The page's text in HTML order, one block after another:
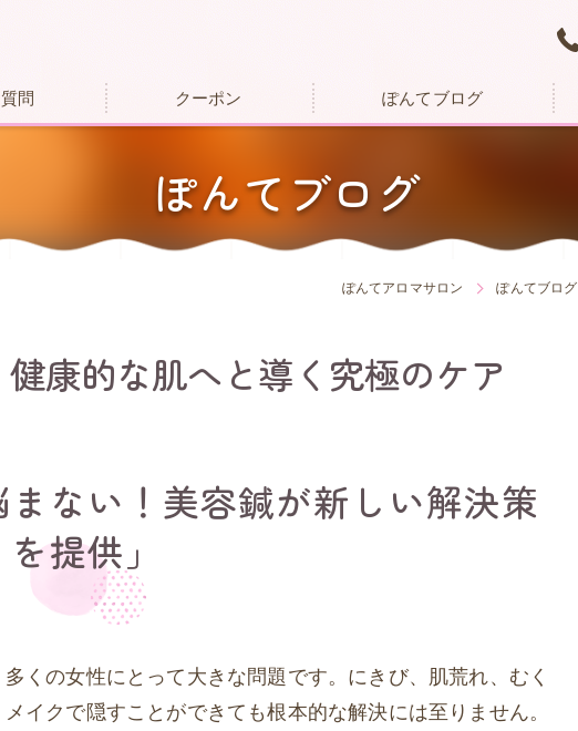
問 クーポン ぽんてブログ
ぽんてブログ
ぽんてアロマサロン ぽんてブログ
康的な肌へと導く究極のケア
まない！美容鍼が新しい解決策
を提供」
くの女性にとって大きな問題です。にきび、肌荒れ、むく
イクで隠すことができても根本的な解決には至りません。